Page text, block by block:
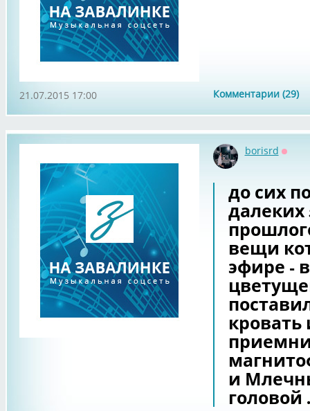
Комментарии (29)
21.07.2015 17:00
borisrd
до сих
далеких
вещи
эфире -
кровать
и
головой